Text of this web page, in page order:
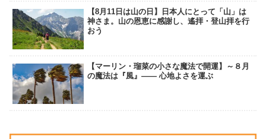
【8月11日は山の日】日本人にとって「山」は
神さま。山の恩恵に感謝し、遙拝・登山拝を行
おう
【マーリン・瑠菜の小さな魔法で開運】～８月
の魔法は『風』―― 心地よさを運ぶ